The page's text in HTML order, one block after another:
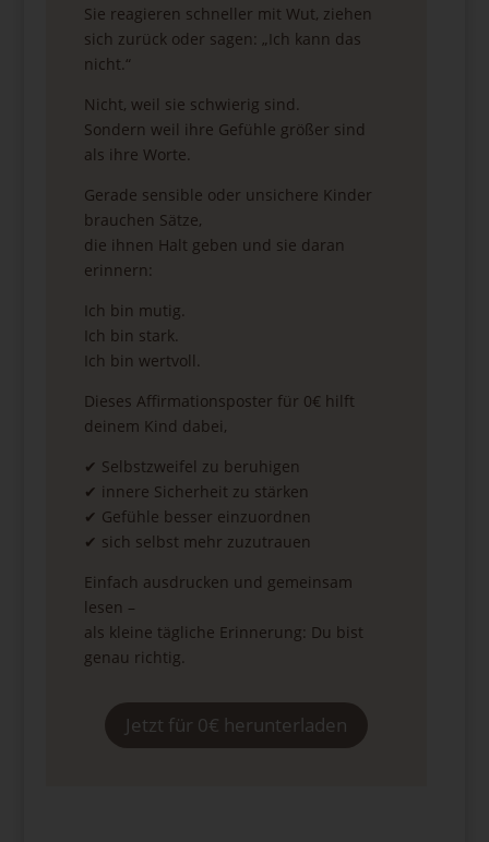
Sie reagieren schneller mit Wut, ziehen
sich zurück oder sagen: „Ich kann das
nicht.“
Nicht, weil sie schwierig sind.
Sondern weil ihre Gefühle größer sind
als ihre Worte.
Gerade sensible oder unsichere Kinder
brauchen Sätze,
die ihnen Halt geben und sie daran
erinnern:
Ich bin mutig.
Ich bin stark.
Ich bin wertvoll.
Dieses Affirmationsposter für 0€ hilft
deinem Kind dabei,
✔ Selbstzweifel zu beruhigen
✔ innere Sicherheit zu stärken
✔ Gefühle besser einzuordnen
✔ sich selbst mehr zuzutrauen
Einfach ausdrucken und gemeinsam
lesen –
als kleine tägliche Erinnerung: Du bist
genau richtig.
Jetzt für 0€ herunterladen